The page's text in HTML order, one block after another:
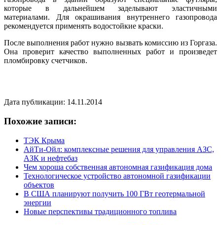
которые в дальнейшем заделывают эластичными
материалами. Для окрашивания внутреннего газопровода
рекомендуется применять водостойкие краски.
После выполнения работ нужно вызвать комиссию из Горгаза.
Она проверит качество выполненных работ и произведет
пломбировку счетчиков.
Дата публикации: 14.11.2014
Похожие записи:
ТЭК Крыма
АйТи-Ойл: комплексные решения для управления АЗС,
АЗК и нефтебаз
Чем хороша собственная автономная газификация дома
Технологическое устройство автономной газификации
объектов
В США планируют получить 100 ГВт геотермальной
энергии
Новые перспективы традиционного топлива